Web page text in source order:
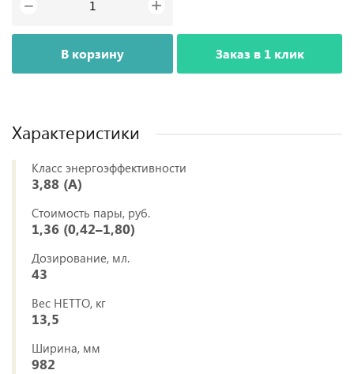
− +
В корзину Заказ в 1 клик
Характеристики
Класс энергоэффективности
3,88 (A)
Стоимость пары, руб.
1,36 (0,42–1,80)
Дозирование, мл.
43
Вес НЕТТО, кг
13,5
Ширина, мм
982